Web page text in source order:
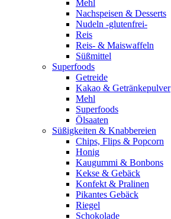
Mehl
Nachspeisen & Desserts
Nudeln -glutenfrei-
Reis
Reis- & Maiswaffeln
Süßmittel
Superfoods
Getreide
Kakao & Getränkepulver
Mehl
Superfoods
Ölsaaten
Süßigkeiten & Knabbereien
Chips, Flips & Popcorn
Honig
Kaugummi & Bonbons
Kekse & Gebäck
Konfekt & Pralinen
Pikantes Gebäck
Riegel
Schokolade